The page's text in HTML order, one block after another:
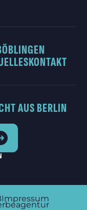
KONTAKT
AUS BERLIN
Impressum